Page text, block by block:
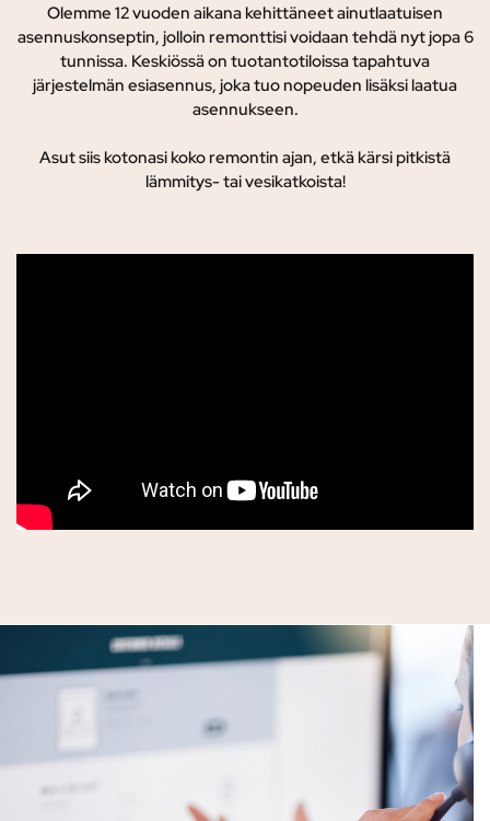
Olemme 12 vuoden aikana kehittäneet ainutlaatuisen
asennuskonseptin, jolloin remonttisi voidaan tehdä nyt jopa 6
tunnissa. Keskiössä on tuotantotiloissa tapahtuva
järjestelmän esiasennus, joka tuo nopeuden lisäksi laatua
asennukseen.
Asut siis kotonasi koko remontin ajan, etkä kärsi pitkistä
lämmitys- tai vesikatkoista!